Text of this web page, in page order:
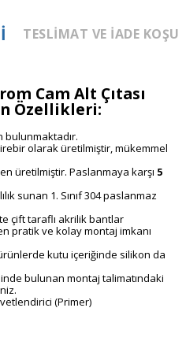
TESLIMAT VE İADE
Cam Alt Çıtası
Özellikleri:
bulunmaktadır.
olarak üretilmiştir, mükemmel
üretilmiştir. Paslanmaya karşı 5
sunan 1. Sınıf 304 paslanmaz
çift taraflı akrilik bantlar
pratik ve kolay montaj imkanı
kutu içeriğinde silikon da
bulunan montaj talimatındaki
(Primer)